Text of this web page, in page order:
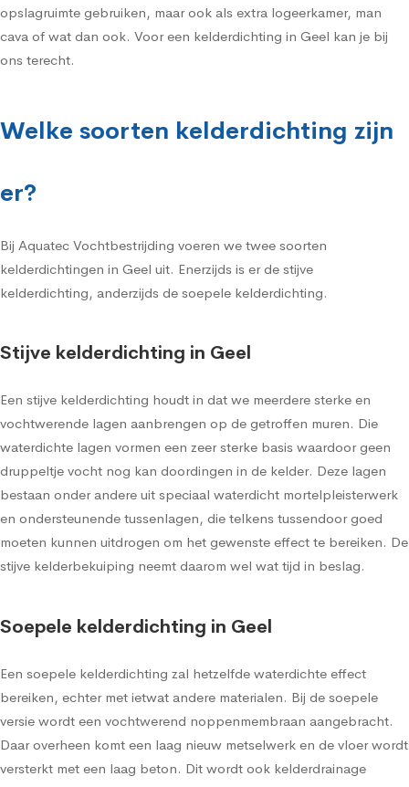
opslagruimte gebruiken, maar ook als extra logeerkamer, man
cava of wat dan ook. Voor een kelderdichting in Geel kan je bij
ons terecht.
Welke soorten kelderdichting zijn
er?
Bij Aquatec Vochtbestrijding voeren we twee soorten
kelderdichtingen in Geel uit. Enerzijds is er de stijve
kelderdichting, anderzijds de soepele kelderdichting.
Stijve kelderdichting in Geel
Een stijve kelderdichting houdt in dat we meerdere sterke en
vochtwerende lagen aanbrengen op de getroffen muren. Die
waterdichte lagen vormen een zeer sterke basis waardoor geen
druppeltje vocht nog kan doordingen in de kelder. Deze lagen
bestaan onder andere uit speciaal waterdicht mortelpleisterwerk
en ondersteunende tussenlagen, die telkens tussendoor goed
moeten kunnen uitdrogen om het gewenste effect te bereiken. De
stijve kelderbekuiping neemt daarom wel wat tijd in beslag.
Soepele kelderdichting in Geel
Een soepele kelderdichting zal hetzelfde waterdichte effect
bereiken, echter met ietwat andere materialen. Bij de soepele
versie wordt een vochtwerend noppenmembraan aangebracht.
Daar overheen komt een laag nieuw metselwerk en de vloer wordt
versterkt met een laag beton. Dit wordt ook kelderdrainage